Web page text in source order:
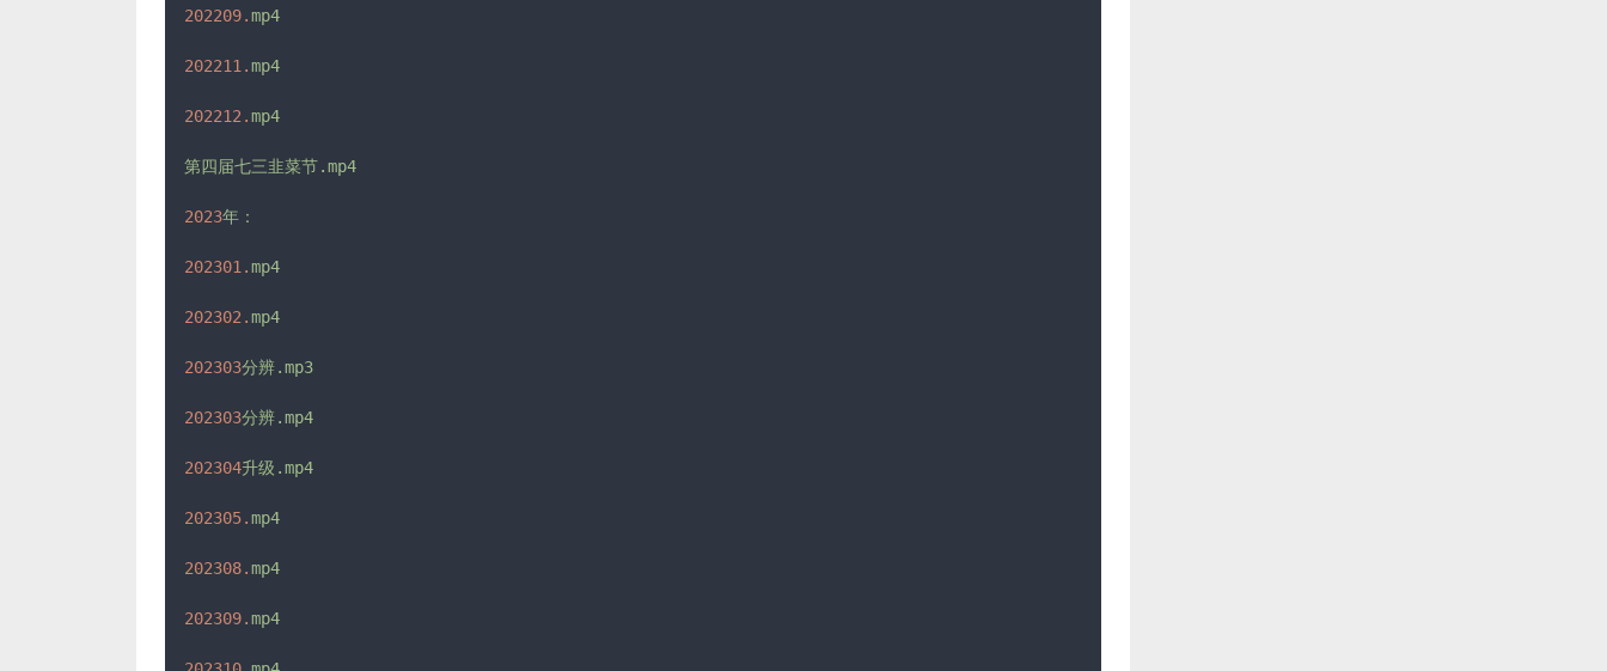
202209.mp4
202211.mp4
202212.mp4
第四届七三韭菜节.mp4
2023年：
202301.mp4
202302.mp4
202303分辨.mp3
202303分辨.mp4
202304升级.mp4
202305.mp4
202308.mp4
202309.mp4